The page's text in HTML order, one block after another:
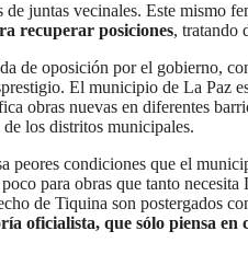
de juntas vecinales. Este mismo
recuperar posiciones, tratando
de oposición por el gobierno,
El municipio de La Paz
obras nuevas en diferentes
los distritos municipales.
peores condiciones que el
para obras que tanto
de Tiquina son postergados
oficialista, que sólo piensa en